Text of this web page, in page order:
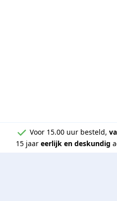
Voor 15.00 uur besteld,
15 jaar eerlijk en deskundig